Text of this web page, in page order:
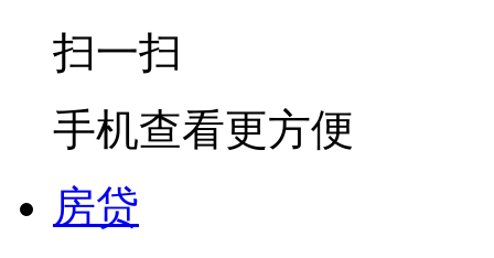
扫一扫
手机查看更方便
房贷